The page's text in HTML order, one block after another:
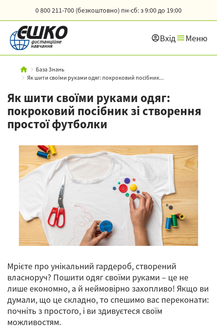
0 800 211-700 (безкоштовно) пн-сб: з 9:00 до 19:00
Вхід Меню
База Знань
Як шити своїми руками одяг: покроковий посібник...
Як шити своїми руками одяг:
покроковий посібник зі створення
простої футболки
Мрієте про унікальний гардероб, створений
власноруч? Пошити одяг своїми руками – це не
лише економно, а й неймовірно захопливо! Якщо ви
думали, що це складно, то спешимо вас переконати:
почніть з простого, і ви здивуєтеся своїм
можливостям.